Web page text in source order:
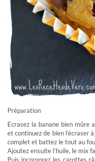
Préparation
Ecrasez la banane bien mûre
et continuez de bien l’écraser
complet et battez le tout au
Ajoutez ensuite l’huile, le mix
Puis incorporez les carottes